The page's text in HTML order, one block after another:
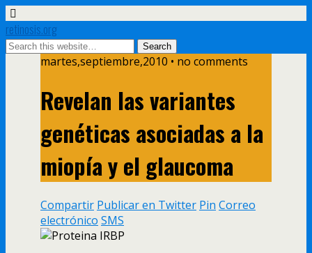
retinosis.org
martes,septiembre,2010 • no comments
Revelan las variantes
genéticas asociadas a la
miopí­a y el glaucoma
Compartir Publicar en Twitter Pin Correo
electrónico SMS